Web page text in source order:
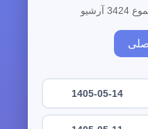
1405-05-14